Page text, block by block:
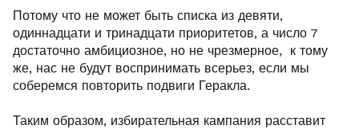
Потому что не может быть списка из девяти,
одиннадцати и тринадцати приоритетов, а число 7
достаточно амбициозное, но не чрезмерное, к тому
же, нас не будут воспринимать всерьез, если мы
соберемся повторить подвиги Геракла.
Таким образом, избирательная кампания расставит